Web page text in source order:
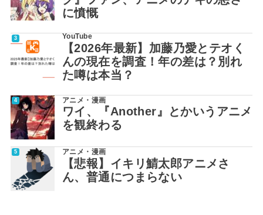
に憤慨
YouTube
【2026年最新】加藤乃愛とテオく
んの現在を調査！年の差は？別れ
た噂は本当？
アニメ・漫画
ワイ、『Another』とかいうアニメ
を観終わる
アニメ・漫画
【悲報】イキリ鯖太郎アニメさ
ん、普通につまらない